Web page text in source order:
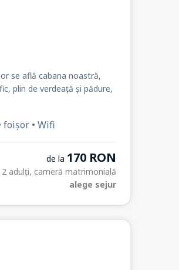
se află cabana noastră,
plin de verdeață și pădure,
foișor • Wifi
de la 170 RON
2 adulți, cameră matrimonială
alege sejur